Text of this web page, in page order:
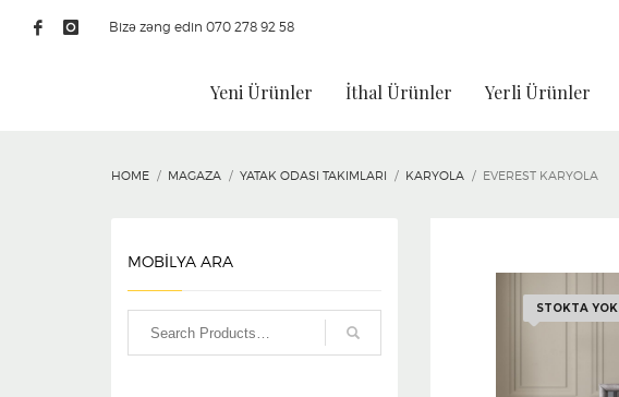
Bizə zəng edin 070 278 92 58
Yeni Ürünler İthal Ürünler Yerli Ürünler
HOME MAGAZA YATAK ODASI TAKIMLARI KARYOLA EVEREST KARYOLA
STOKTA YOK
MOBİLYA ARA